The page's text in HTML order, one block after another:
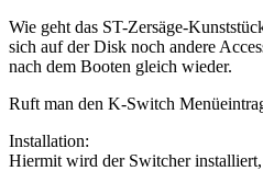
Wie geht das ST-Zersäge-
sich auf der Disk noch andere
nach dem Booten gleich wieder.
Ruft man den K-Switch
Installation:
Hiermit wird der Switcher